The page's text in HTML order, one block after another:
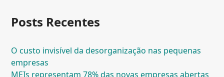
Posts Recentes
O custo invisível da desorganização nas pequenas
empresas
MEIs representam 78% das novas empresas abertas